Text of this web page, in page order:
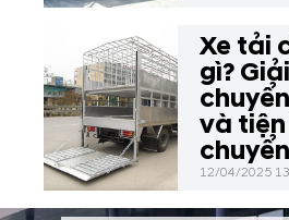
Xe tải
gì?
và
12/04/2025